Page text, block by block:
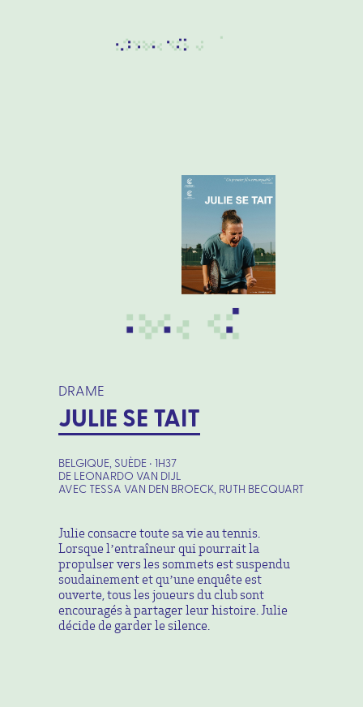
DRAME
JULIE SE TAIT
BELGIQUE, SUÈDE • 1H37
DE LEONARDO VAN DIJL
AVEC TESSA VAN DEN BROECK, RUTH BECQUART
Julie consacre toute sa vie au tennis.
Lorsque l’entraîneur qui pourrait la
propulser vers les sommets est suspendu
soudainement et qu’une enquête est
ouverte, tous les joueurs du club sont
encouragés à partager leur histoire. Julie
décide de garder le silence.